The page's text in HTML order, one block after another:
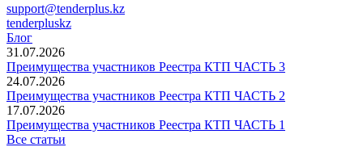
support@tenderplus.kz
tenderpluskz
Блог
31.07.2026
Преимущества участников Реестра КТП ЧАСТЬ 3
24.07.2026
Преимущества участников Реестра КТП ЧАСТЬ 2
17.07.2026
Преимущества участников Реестра КТП ЧАСТЬ 1
Все статьи